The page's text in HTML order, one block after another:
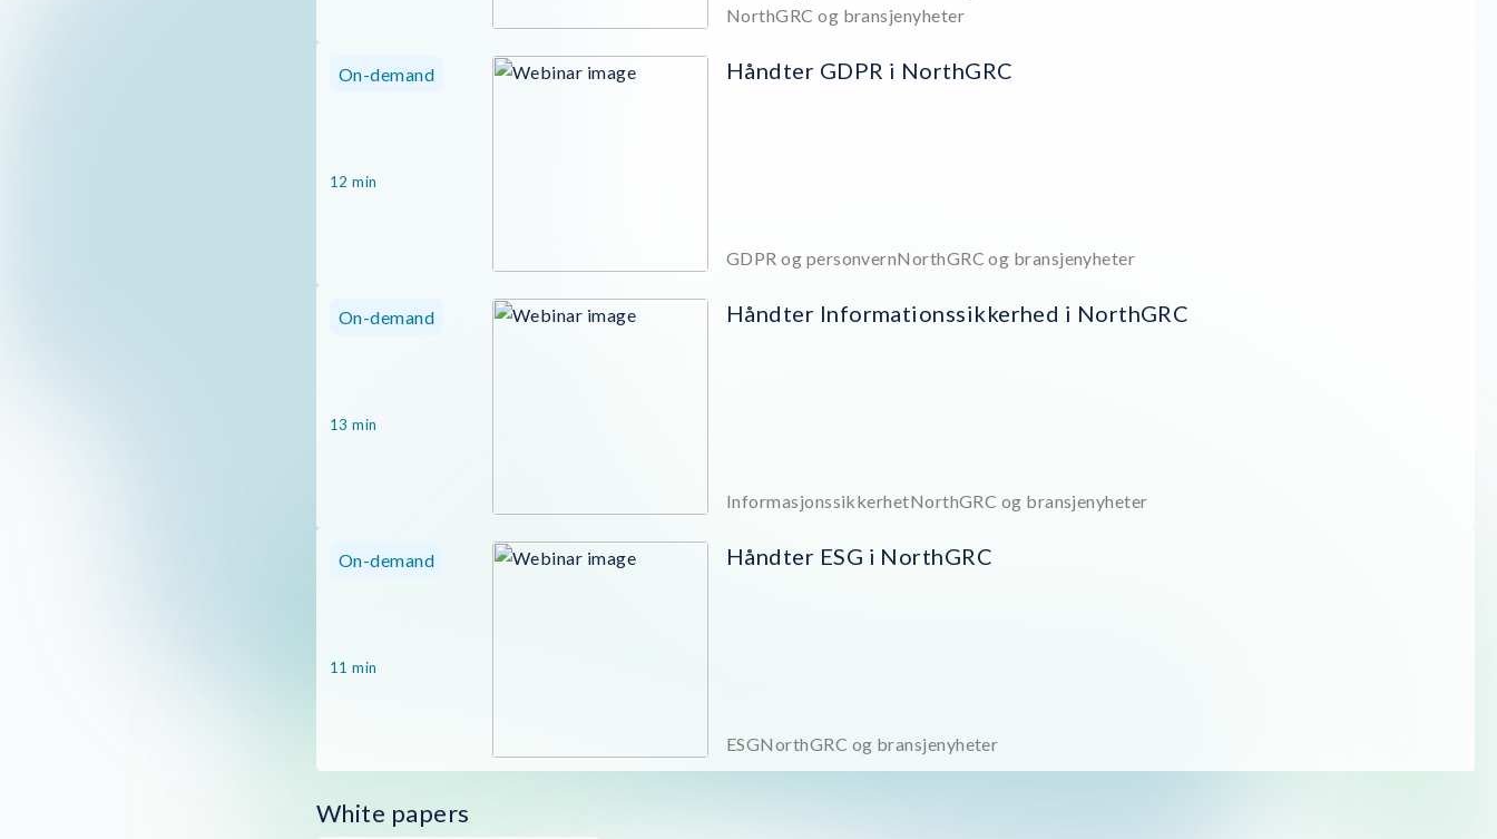
NorthGRC og bransjenyheter
On-demand
12 min
Håndter GDPR i NorthGRC
GDPR og personvernNorthGRC og bransjenyheter
On-demand
13 min
Håndter Informationssikkerhed i NorthGRC
InformasjonssikkerhetNorthGRC og bransjenyheter
On-demand
11 min
Håndter ESG i NorthGRC
ESGNorthGRC og bransjenyheter
White papers